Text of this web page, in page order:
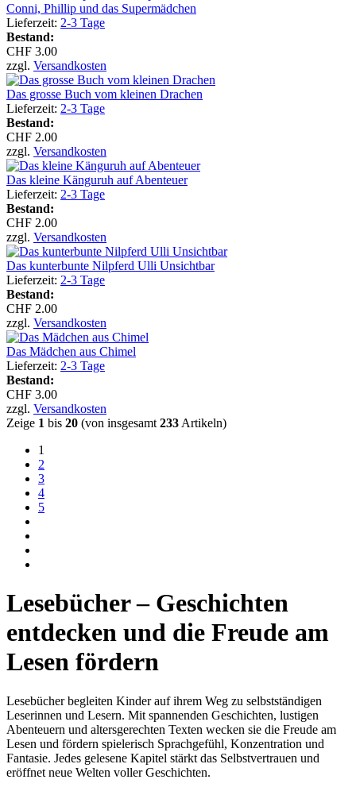
Conni, Phillip und das Supermädchen
Lieferzeit: 2-3 Tage
Bestand:
CHF 3.00
zzgl. Versandkosten
Das grosse Buch vom kleinen Drachen
Lieferzeit: 2-3 Tage
Bestand:
CHF 2.00
zzgl. Versandkosten
Das kleine Känguruh auf Abenteuer
Lieferzeit: 2-3 Tage
Bestand:
CHF 2.00
zzgl. Versandkosten
Das kunterbunte Nilpferd Ulli Unsichtbar
Lieferzeit: 2-3 Tage
Bestand:
CHF 2.00
zzgl. Versandkosten
Das Mädchen aus Chimel
Lieferzeit: 2-3 Tage
Bestand:
CHF 3.00
zzgl. Versandkosten
Zeige 1 bis 20 (von insgesamt 233 Artikeln)
1
2
3
4
5
Lesebücher – Geschichten
entdecken und die Freude am
Lesen fördern
Lesebücher begleiten Kinder auf ihrem Weg zu selbstständigen
Leserinnen und Lesern. Mit spannenden Geschichten, lustigen
Abenteuern und altersgerechten Texten wecken sie die Freude am
Lesen und fördern spielerisch Sprachgefühl, Konzentration und
Fantasie. Jedes gelesene Kapitel stärkt das Selbstvertrauen und
eröffnet neue Welten voller Geschichten.